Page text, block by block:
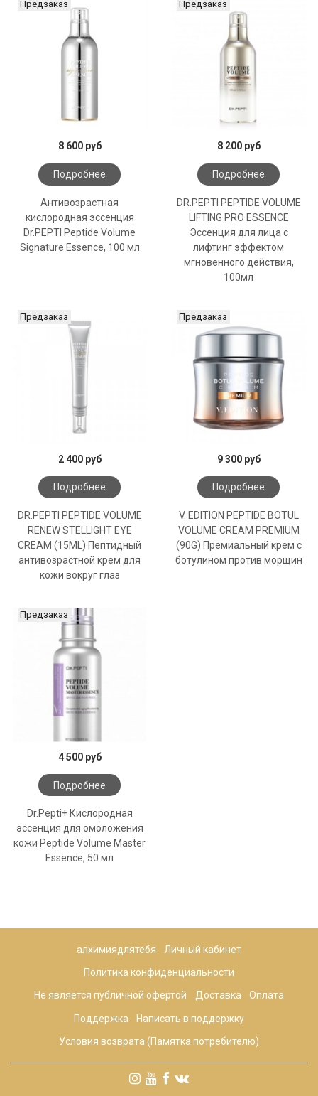
Предзаказ
8 600 руб
Подробнее
Антивозрастная
кислородная эссенция
Dr.PEPTI Peptide Volume
Signature Essence, 100 мл
Предзаказ
8 200 руб
Подробнее
DR.PEPTI PEPTIDE VOLUME
LIFTING PRO ESSENCE
Эссенция для лица с
лифтинг эффектом
мгновенного действия,
100мл
Предзаказ
2 400 руб
Подробнее
DR.PEPTI PEPTIDE VOLUME
RENEW STELLIGHT EYE
CREAM (15ML) Пептидный
антивозрастной крем для
кожи вокруг глаз
Предзаказ
9 300 руб
Подробнее
V. EDITION PEPTIDE BOTUL
VOLUME CREAM PREMIUM
(90G) Премиальный крем с
ботулином против морщин
Предзаказ
4 500 руб
Подробнее
Dr.Pepti+ Кислородная
эссенция для омоложения
кожи Peptide Volume Master
Essence, 50 мл
алхимиядлятебя Личный кабинет
Политика конфиденциальности
Не является публичной офертой Доставка Оплата
Поддержка Написать в поддержку
Условия возврата (Памятка потребителю)